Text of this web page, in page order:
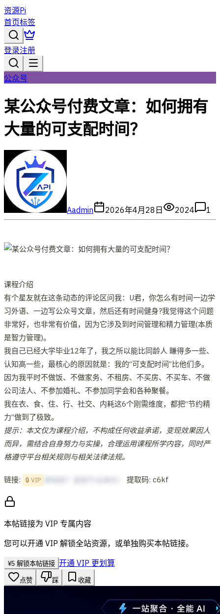
资源Pi
首页标签
登录注册
公众号
某公众号付费文章：如何拥有
大量的可支配时间？
Aadmin 2026年4月28日 2024 1
课程介绍
有个星友就在这条动态的评论区问我：U君，你怎么有时间一边学
习外语、一边写公众号文章，然后还有时间健身?我觉得这个问题
非常好，也非常有价值，因为它涉及到时间管理和精力管理(本质
是智力管理)。
我自己已经大学毕业12年了，我之所以能比同龄人 賺得多一些、
认知高一些，最核心的原因就是：我的“可支配时间”比他们多。
因为我平时不做饭、不做家务、不租房、不买房、不买车、不做
公司法人、不参加婚礼、不参加同学会和各种聚餐。
我在衣、食、住、行、社交、内耗这6个刚需维度，都把“节约精
力”做到了极致。
提示：本文仅为课程介绍，不构成任何收益承诺，变现效果因人
而异，需结合自身努力与实操，合理运用课程所学内容，同时严
格遵守平台相关规则与相关法律法规。
链接: 🔒 VIP 提取码: c6kf
本帖链接为 VIP 专属内容
您可以开通 VIP 解锁全站资源，或单独购买本帖链接。
¥5 解锁本帖链接 开通 VIP 更划算
点赞 踩 收藏